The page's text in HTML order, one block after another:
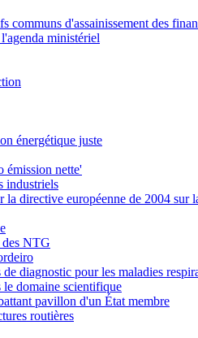
communs d'assainissement des
ministériel
énergétique juste
émission nette'
industriels
directive européenne de 2004
des NTG
diagnostic pour les maladies
le domaine scientifique
pavillon d'un État membre
routières